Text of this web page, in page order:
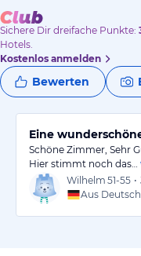
Sichere Dir dreifache Punkte:
Hotels.
Kostenlos anmelden
Bewerten
Eine
Schöne Zimmer, Sehr
Hier stimmt noch das…
Wilhelm 51-55 •
Aus